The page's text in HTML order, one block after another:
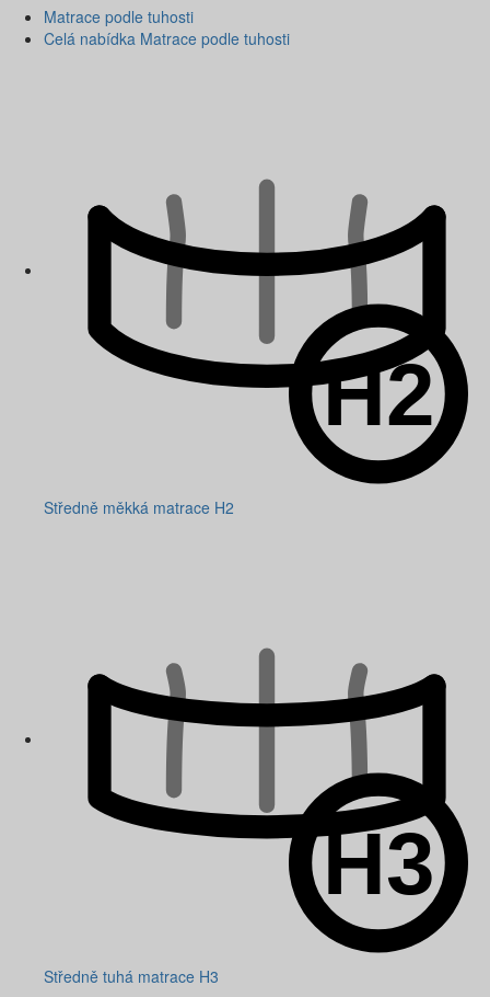
Matrace podle tuhosti
Celá nabídka Matrace podle tuhosti
Středně měkká matrace H2
Středně tuhá matrace H3